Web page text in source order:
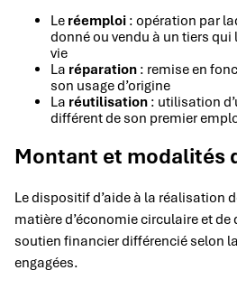
Le réemploi : opération par
donné ou vendu à un tiers
vie
La réparation : remise en
son usage d’origine
La réutilisation : utilisation
différent de son premier
Montant et modalités
Le dispositif d’aide à la réalisation
matière d’économie circulaire et
soutien financier différencié selon
engagées.